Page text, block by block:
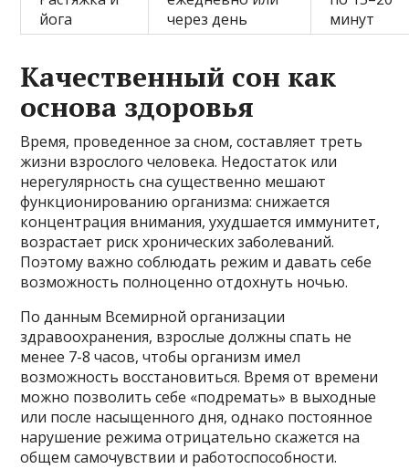
йога
через день
минут
Качественный сон как
основа здоровья
Время, проведенное за сном, составляет треть
жизни взрослого человека. Недостаток или
нерегулярность сна существенно мешают
функционированию организма: снижается
концентрация внимания, ухудшается иммунитет,
возрастает риск хронических заболеваний.
Поэтому важно соблюдать режим и давать себе
возможность полноценно отдохнуть ночью.
По данным Всемирной организации
здравоохранения, взрослые должны спать не
менее 7-8 часов, чтобы организм имел
возможность восстановиться. Время от времени
можно позволить себе «подремать» в выходные
или после насыщенного дня, однако постоянное
нарушение режима отрицательно скажется на
общем самочувствии и работоспособности.